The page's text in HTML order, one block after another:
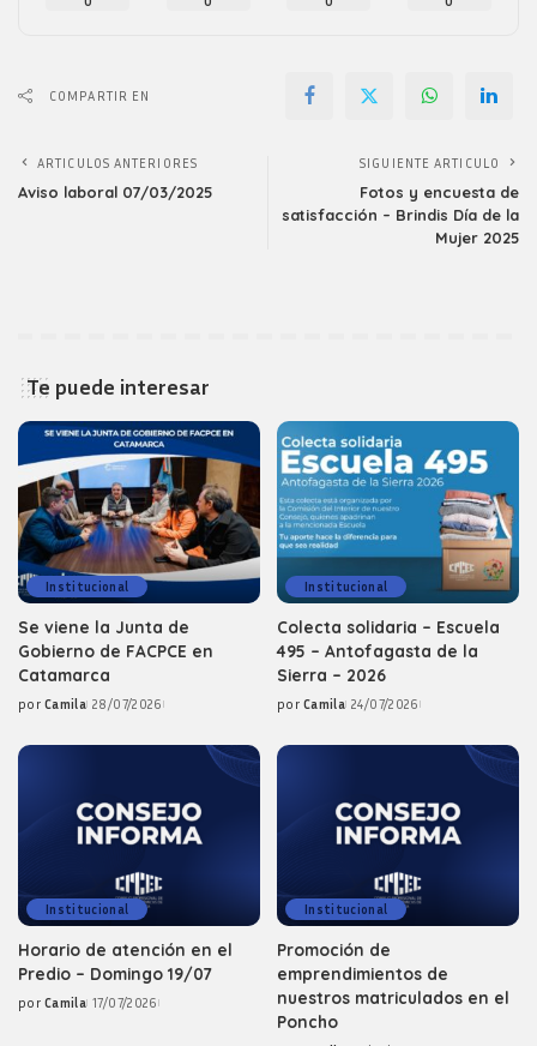
COMPARTIR EN
ARTICULOS ANTERIORES
Aviso laboral 07/03/2025
SIGUIENTE ARTICULO
Fotos y encuesta de
satisfacción – Brindis Día de la
Mujer 2025
Te puede interesar
Institucional
Se viene la Junta de
Gobierno de FACPCE en
Catamarca
Posted
por Camila 28/07/2026
Institucional
Colecta solidaria – Escuela
495 – Antofagasta de la
Sierra – 2026
Posted
por Camila 24/07/2026
Institucional
Horario de atención en el
Predio – Domingo 19/07
Posted
por Camila 17/07/2026
Institucional
Promoción de
emprendimientos de
nuestros matriculados en el
Poncho